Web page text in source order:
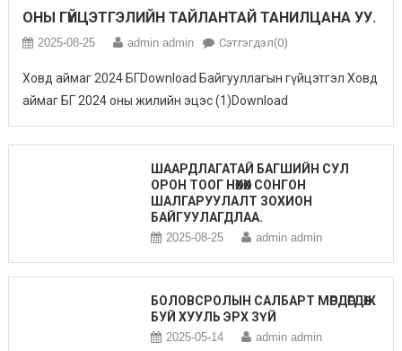
ОНЫ ГҮЙЦЭТГЭЛИЙН ТАЙЛАНТАЙ ТАНИЛЦАНА УУ.
2025-08-25 admin admin Сэтгэгдэл(0)
Ховд аймаг 2024 БГDownload Байгууллагын гүйцэтгэл Ховд
аймаг БГ 2024 оны жилийн эцэс (1)Download
ШААРДЛАГАТАЙ БАГШИЙН СУЛ
ОРОН ТООГ НӨХӨХ СОНГОН
ШАЛГАРУУЛАЛТ ЗОХИОН
БАЙГУУЛАГДЛАА.
2025-08-25 admin admin
БОЛОВСРОЛЫН САЛБАРТ МӨРДӨГДӨЖ
БУЙ ХУУЛЬ ЭРХ ЗҮЙ
2025-05-14 admin admin